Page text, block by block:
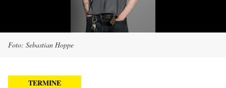
Foto: Sebastian Hoppe
TERMINE